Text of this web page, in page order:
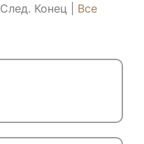
След. Конец Все